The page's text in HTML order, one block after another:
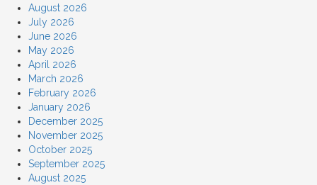
August 2026
July 2026
June 2026
May 2026
April 2026
March 2026
February 2026
January 2026
December 2025
November 2025
October 2025
September 2025
August 2025